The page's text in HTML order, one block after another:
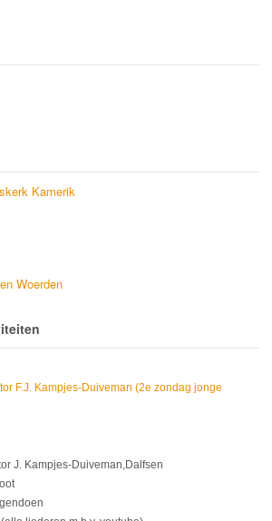
Kamerik
Woerden
F.J. Kampjes-Duiveman (2e zondag jonge
J. Kampjes-Duiveman,Dalfsen